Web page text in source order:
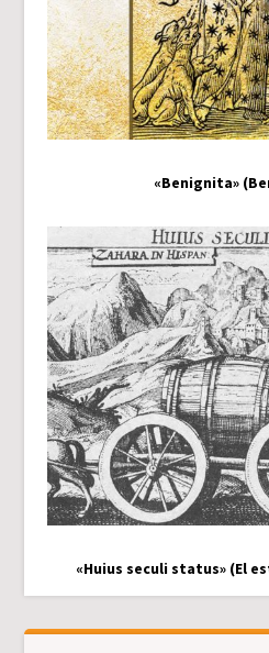
«Benignita»
«Huius seculi status» (El